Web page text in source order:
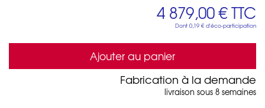
4 879,00 €TTC
Dont 0,19 € d'éco-participation
Ajouter au panier
Fabrication à la demande
livraison sous 8 semaines